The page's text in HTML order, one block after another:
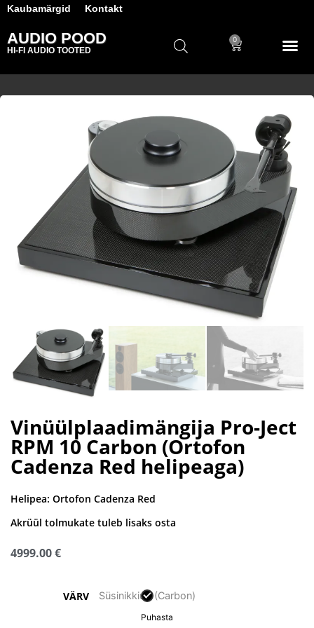
Kaubamärgid Kontakt
AUDIO POOD
HI-FI AUDIO TOOTED
0
Vinüülplaadimängija Pro-Ject
RPM 10 Carbon (Ortofon
Cadenza Red helipeaga)
Helipea: Ortofon Cadenza Red
Akrüül tolmukate tuleb lisaks osta
4999.00€
VÄRV Süsinikkiud (Carbon)
Puhasta